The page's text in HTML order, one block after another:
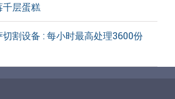
千层蛋糕
割设备 : 每小时最高处理3600份